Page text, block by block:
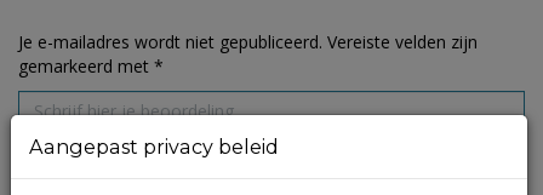
Je e-mailadres wordt niet gepubliceerd. Vereiste velden zijn
gemarkeerd met *
Aangepast privacy beleid